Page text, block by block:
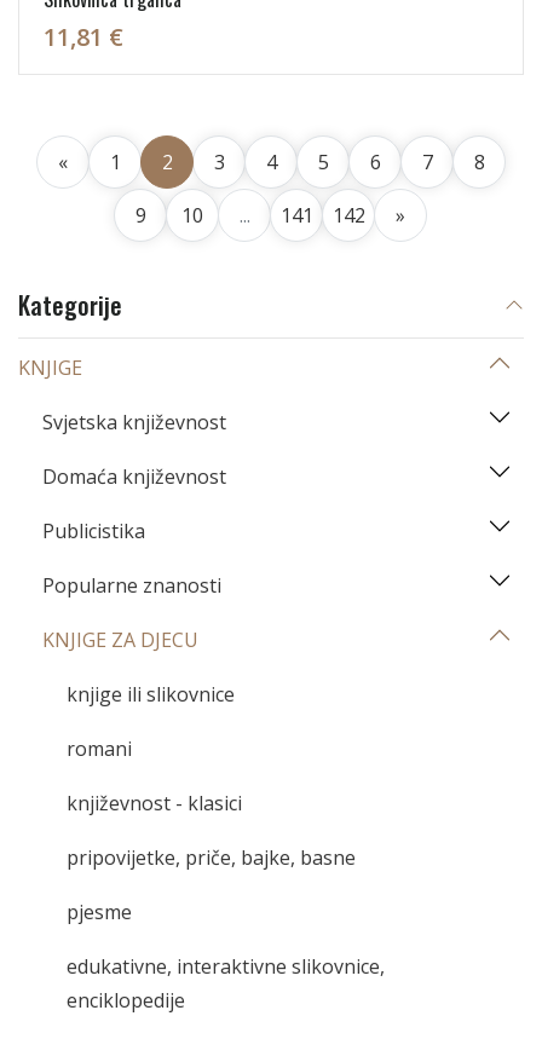
11,81 €
« 1 2 3 4 5 6 7
8
9
10 ... 141 142 »
Kategorije
KNJIGE
Svjetska književnost
Domaća književnost
Publicistika
Popularne znanosti
KNJIGE ZA DJECU
knjige ili slikovnice
romani
književnost - klasici
pripovijetke, priče, bajke, basne
pjesme
edukativne, interaktivne slikovnice,
enciklopedije